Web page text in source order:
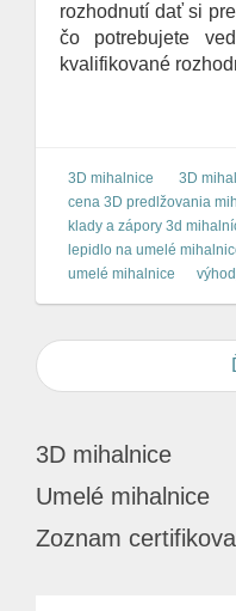
rozhodnutí dať si
čo potrebujete
kvalifikované
3D mihalnice 3D
cena 3D predlžovania
klady a zápory 3d
lepidlo na umelé
umelé mihalnice
3D mihalnice
Umelé mihalnice
Zoznam